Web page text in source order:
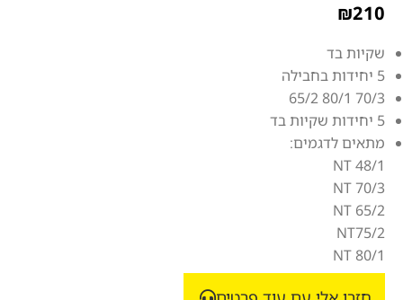
₪210
שקיות בד
5 יחידות בחבילה
70/3 80/1 65/2
5 יחידות שקיות בד
מתאים לדגמים:
NT 48/1
NT 70/3
NT 65/2
NT75/2
NT 80/1